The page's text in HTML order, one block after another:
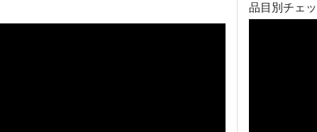
品目別チェ